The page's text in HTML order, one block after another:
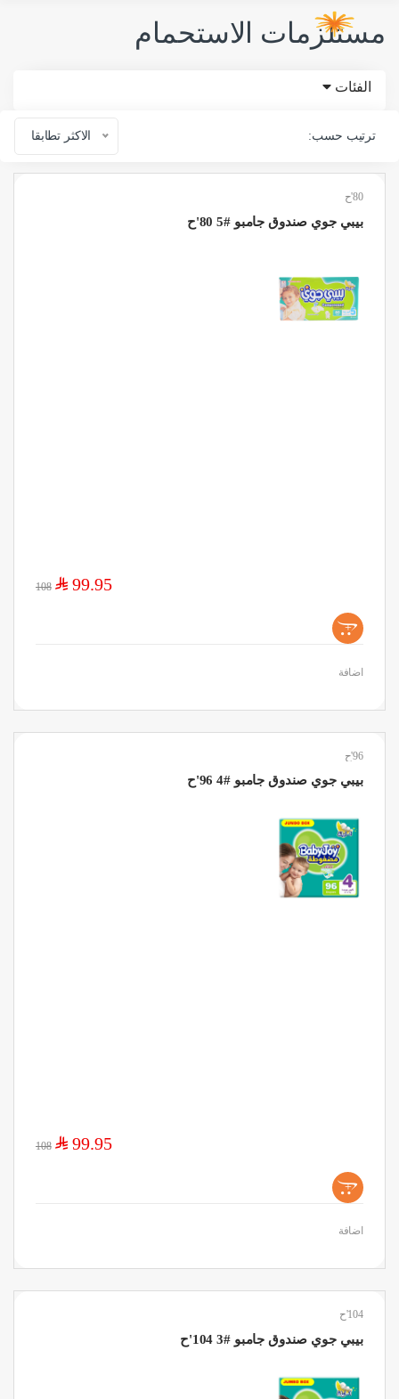
مستلزمات الاستحمام
الفئات
ترتيب حسب: الاكثر تطابقا
80'ح
بيبي جوي صندوق جامبو #5 80'ح
99.95
$
108
+
اضافة
96'ح
بيبي جوي صندوق جامبو #4 96'ح
99.95
$
108
+
اضافة
104'ح
بيبي جوي صندوق جامبو #3 104'ح